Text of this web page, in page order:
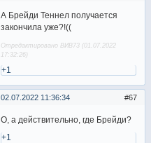
А Брейди Теннел получается
закончила уже?!((
Отредактировано ВИВ73 (01.07.2022
17:32:26)
+1
67
02.07.2022 11:36:34
О, а действительно, где Брейди?
+1